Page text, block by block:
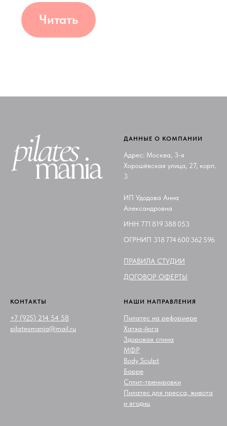
ДАННЫЕ О КОМПАНИИ
Адрес: Москва, 3-я
Хорошёвская улица, 27, корп.
3
ИП Удодова Анна
Александровна
ИНН 771 819 388 053
ОГРНИП 318 774 600 362 596
ПРАВИЛА СТУДИИ
ДОГОВОР ОФЕРТЫ
КОНТАКТЫ
+7 (925) 214 54 58
pilatesmania@mail.ru
НАШИ НАПРАВЛЕНИЯ
Пилатес на реформере
Хатха-йога
Здоровая спина
МФР
Body Sculpt
Барре
Сплит-тренировки
Пилатес для пресса, живота
и ягодиц